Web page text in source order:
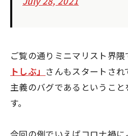
ご覧の通りミニマリスト界隈
トしぶ」 さんもスタートさ
主義のバグであるというこ
す。